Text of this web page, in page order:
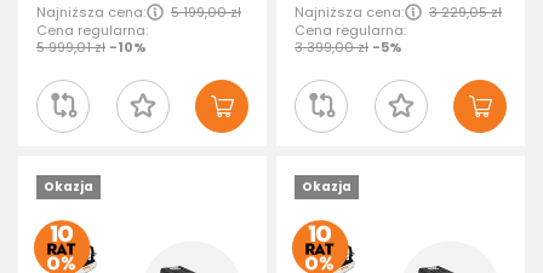
Najniższa cena:
5 199,00 zł
Cena regularna:
5 999,01 zł -10%
Najniższa cena:
3 229,05 zł
Cena regularna:
3 399,00 zł -5%
Okazja Okazja